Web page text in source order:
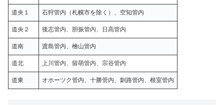
道央１ 石狩管内（札幌市を除く）、空知管内
道央２ 後志管内、胆振管内、日高管内
道南 渡島管内、檜山管内
道北 上川管内、留萌管内、宗谷管内
道東 オホーツク管内、十勝管内、釧路管内、根室管内